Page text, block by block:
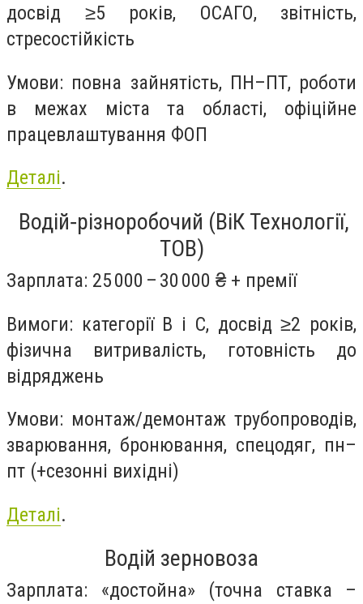
досвід ≥5 років, ОСАГО, звітність,
стресостійкість
Умови: повна зайнятість, ПН–ПТ, роботи
в межах міста та області, офіційне
працевлаштування ФОП
Деталі.
Водій‑різноробочий (ВіК Технології,
ТОВ)
Зарплата: 25 000 – 30 000 ₴ + премії
Вимоги: категорії B і C, досвід ≥2 років,
фізична витривалість, готовність до
відряджень
Умови: монтаж/демонтаж трубопроводів,
зварювання, бронювання, спецодяг, пн–
пт (+сезонні вихідні)
Деталі.
Водій зерновоза
Зарплата: «достойна» (точна ставка –